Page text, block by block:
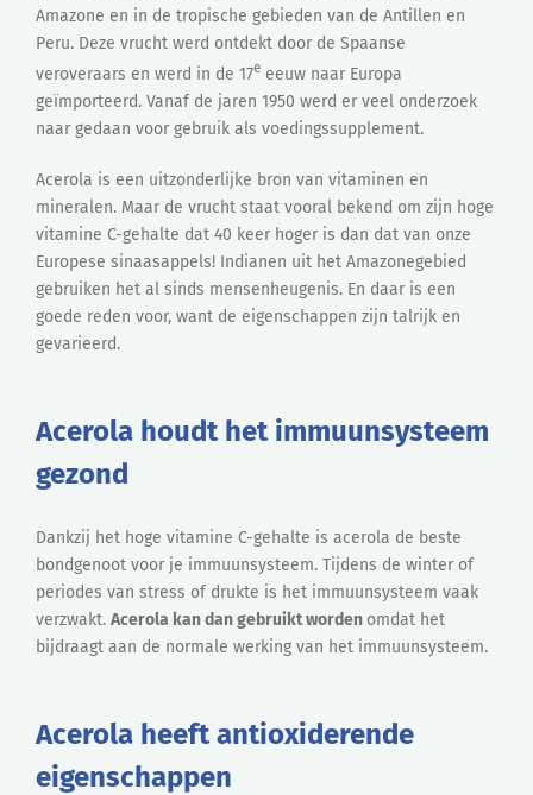
Amazone en in de tropische gebieden van de Antillen en
Peru. Deze vrucht werd ontdekt door de Spaanse
veroveraars en werd in de 17e eeuw naar Europa
geïmporteerd. Vanaf de jaren 1950 werd er veel onderzoek
naar gedaan voor gebruik als voedingssupplement.
Acerola is een uitzonderlijke bron van vitaminen en
mineralen. Maar de vrucht staat vooral bekend om zijn hoge
vitamine C-gehalte dat 40 keer hoger is dan dat van onze
Europese sinaasappels! Indianen uit het Amazonegebied
gebruiken het al sinds mensenheugenis. En daar is een
goede reden voor, want de eigenschappen zijn talrijk en
gevarieerd.
Acerola houdt het immuunsysteem
gezond
Dankzij het hoge vitamine C-gehalte is acerola de beste
bondgenoot voor je immuunsysteem. Tijdens de winter of
periodes van stress of drukte is het immuunsysteem vaak
verzwakt. Acerola kan dan gebruikt worden omdat het
bijdraagt aan de normale werking van het immuunsysteem.
Acerola heeft antioxiderende
eigenschappen